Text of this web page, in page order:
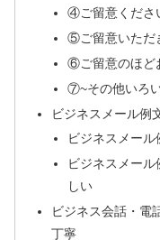
④ご留意くださ
⑤ご留意いただ
⑥ご留意のほど
⑦~その他いろ
ビジネスメール例
ビジネスメー
ビジネスメー
しい
ビジネス会話・電
丁寧